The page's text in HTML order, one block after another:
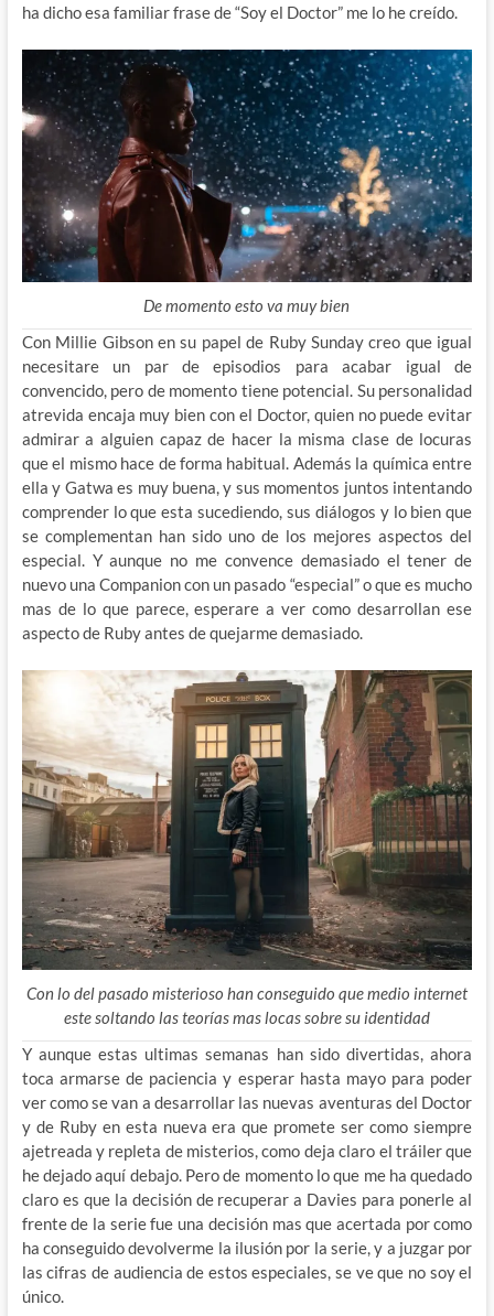
ha dicho esa familiar frase de “Soy el Doctor” me lo he creído.
De momento esto va muy bien
Con Millie Gibson en su papel de Ruby Sunday creo que igual
necesitare un par de episodios para acabar igual de
convencido, pero de momento tiene potencial. Su personalidad
atrevida encaja muy bien con el Doctor, quien no puede evitar
admirar a alguien capaz de hacer la misma clase de locuras
que el mismo hace de forma habitual. Además la química entre
ella y Gatwa es muy buena, y sus momentos juntos intentando
comprender lo que esta sucediendo, sus diálogos y lo bien que
se complementan han sido uno de los mejores aspectos del
especial. Y aunque no me convence demasiado el tener de
nuevo una Companion con un pasado “especial” o que es mucho
mas de lo que parece, esperare a ver como desarrollan ese
aspecto de Ruby antes de quejarme demasiado.
Con lo del pasado misterioso han conseguido que medio internet
este soltando las teorías mas locas sobre su identidad
Y aunque estas ultimas semanas han sido divertidas, ahora
toca armarse de paciencia y esperar hasta mayo para poder
ver como se van a desarrollar las nuevas aventuras del Doctor
y de Ruby en esta nueva era que promete ser como siempre
ajetreada y repleta de misterios, como deja claro el tráiler que
he dejado aquí debajo. Pero de momento lo que me ha quedado
claro es que la decisión de recuperar a Davies para ponerle al
frente de la serie fue una decisión mas que acertada por como
ha conseguido devolverme la ilusión por la serie, y a juzgar por
las cifras de audiencia de estos especiales, se ve que no soy el
único.